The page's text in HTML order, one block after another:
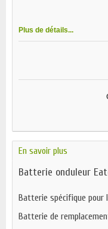
Plus de détails...
En savoir plus
Batterie onduleur
Batterie spécifique pour
Batterie de